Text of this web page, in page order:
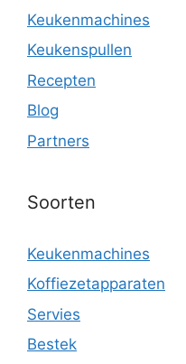
Keukenmachines
Keukenspullen
Recepten
Blog
Partners
Soorten
Keukenmachines
Koffiezetapparaten
Servies
Bestek